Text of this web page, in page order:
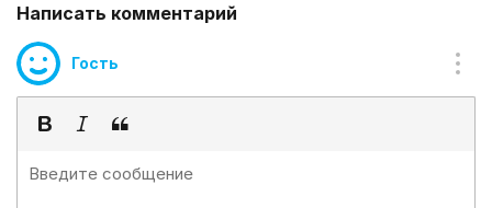
Написать комментарий
Гость